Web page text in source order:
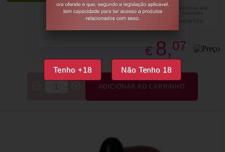
Tenho +18 Não Tenho 18
FAVORITOS
€ 8,07
ADICIONAR AO CARRINHO